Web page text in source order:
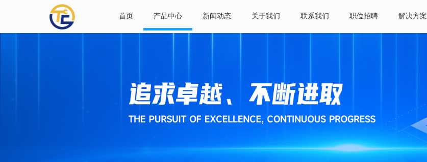
首页 产品中心 新闻动态 关于我们 联系我们 职位招聘 解决方案